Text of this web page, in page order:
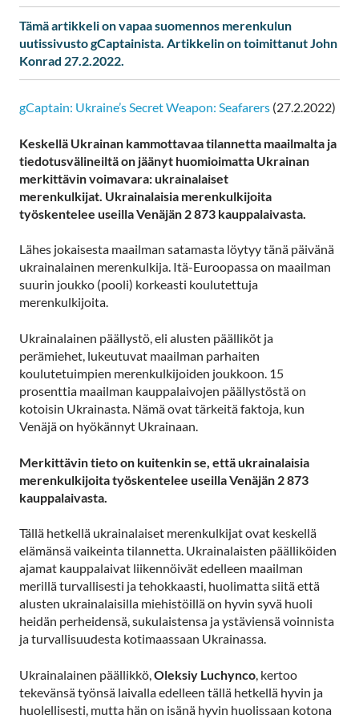
Tämä artikkeli on vapaa suomennos merenkulun
uutissivusto gCaptainista. Artikkelin on toimittanut John
Konrad 27.2.2022.
gCaptain: Ukraine’s Secret Weapon: Seafarers (27.2.2022)
Keskellä Ukrainan kammottavaa tilannetta maailmalta ja
tiedotusvälineiltä on jäänyt huomioimatta Ukrainan
merkittävin voimavara: ukrainalaiset
merenkulkijat. Ukrainalaisia merenkulkijoita
työskentelee useilla Venäjän 2 873 kauppalaivasta.
Lähes jokaisesta maailman satamasta löytyy tänä päivänä
ukrainalainen merenkulkija. Itä-Euroopassa on maailman
suurin joukko (pooli) korkeasti koulutettuja
merenkulkijoita.
Ukrainalainen päällystö, eli alusten päälliköt ja
perämiehet, lukeutuvat maailman parhaiten
koulutetuimpien merenkulkijoiden joukkoon. 15
prosenttia maailman kauppalaivojen päällystöstä on
kotoisin Ukrainasta. Nämä ovat tärkeitä faktoja, kun
Venäjä on hyökännyt Ukrainaan.
Merkittävin tieto on kuitenkin se, että ukrainalaisia
merenkulkijoita työskentelee useilla Venäjän 2 873
kauppalaivasta.
Tällä hetkellä ukrainalaiset merenkulkijat ovat keskellä
elämänsä vaikeinta tilannetta. Ukrainalaisten päälliköiden
ajamat kauppalaivat liikennöivät edelleen maailman
merillä turvallisesti ja tehokkaasti, huolimatta siitä että
alusten ukrainalaisilla miehistöillä on hyvin syvä huoli
heidän perheidensä, sukulaistensa ja ystäviensä voinnista
ja turvallisuudesta kotimaassaan Ukrainassa.
Ukrainalainen päällikkö,Oleksiy Luchynco, kertoo
tekevänsä työnsä laivalla edelleen tällä hetkellä hyvin ja
huolellisesti, mutta hän on isänä hyvin huolissaan kotona